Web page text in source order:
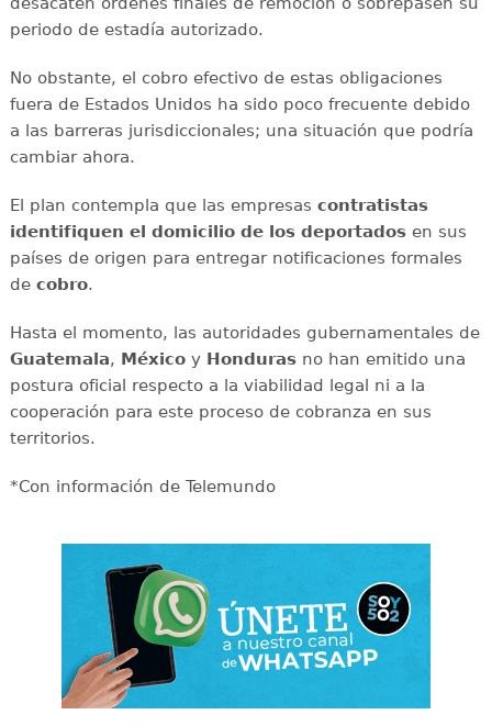
periodo de estadía autorizado.
No obstante, el cobro efectivo de estas obligaciones
fuera de Estados Unidos ha sido poco frecuente debido
a las barreras jurisdiccionales; una situación que podría
cambiar ahora.
El plan contempla que las empresas contratistas
identifiquen el domicilio de los deportadosen sus
países de origen para entregar notificaciones formales
de cobro.
Hasta el momento, las autoridades gubernamentales de
Guatemala, Méxicoy Hondurasno han emitido una
postura oficial respecto a la viabilidad legal ni a la
cooperación para este proceso de cobranza en sus
territorios.
*Con información de Telemundo